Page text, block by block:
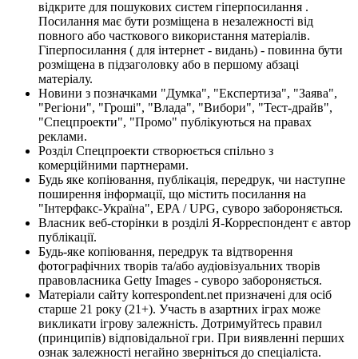
відкрите для пошукових систем гіперпосилання .
Посилання має бути розміщена в незалежності від
повного або часткового використання матеріалів.
Гіперпосилання ( для інтернет - видань) - повинна бути
розміщена в підзаголовку або в першому абзаці
матеріалу.
Новини з позначками "Думка", "Експертиза", "Заява",
"Регіони", "Гроші", "Влада", "Вибори", "Тест-драйв",
"Спецпроекти", "Промо" публікуються на правах
реклами.
Розділ Спецпроекти створюється спільно з
комерційними партнерами.
Будь яке копіювання, публікація, передрук, чи наступне
поширення інформації, що містить посилання на
"Інтерфакс-Україна", EPA / UPG, суворо забороняється.
Власник веб-сторінки в розділі Я-Корреспондент є автор
публікації.
Будь-яке копіювання, передрук та відтворення
фотографічних творів та/або аудіовізуальних творів
правовласника Getty Images - суворо забороняється.
Матеріали сайту korrespondent.net призначені для осіб
старше 21 року (21+). Участь в азартних іграх може
викликати ігрову залежність. Дотримуйтесь правил
(принципів) відповідальної гри. При виявленні перших
ознак залежності негайно зверніться до спеціаліста.